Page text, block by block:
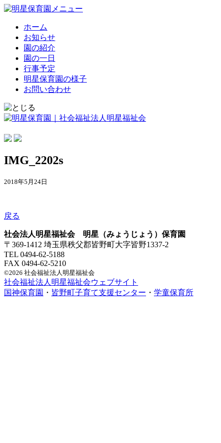
ホーム
お知らせ
園の紹介
園の一日
行事予定
明星保育園の様子
お問い合わせ
IMG_2202s
2018年5月24日
戻る
社会法人明星福祉会 明星（みょうじょう）保育園
〒369-1412 埼玉県秩父郡皆野町大字皆野1337-2
TEL 0494-62-5188
FAX 0494-62-5210
©2026 社会福祉法人明星福祉会
社会福祉法人明星福祉会ウェブサイト
国神保育園 ・ 皆野町子育て支援センター ・ 学童保育所